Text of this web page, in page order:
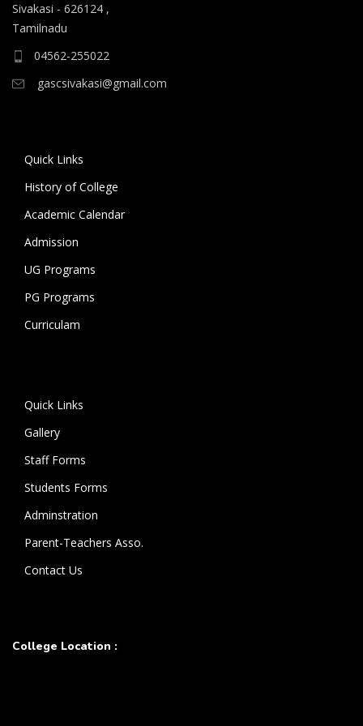
B.A தமிழ், B.A ஆங்கிலம் ஆகிய மொழிப்
நடைபெறுகிறது.
மற்றும் மொழிப் பாடப்பிரிவுகளுக்குமான இரண்டாம் கட்ட
கலந்தாய்வும் நடைபெறுகிறது. 18.06.2026 அன்று
கலந்தாய்விற்கு அழைக்கப்படும் மாணவ/மாணவியர் உரிய
நாட்களில் காலை 9 மணிக்கு கல்லூரிக்கு வருகை தந்து
கலந்தாய்வில் பங்கேற்று வாய்ப்பினைப் பயன்படுத்தி
Sivakasi - 626124 ,
Tamilnadu
04562-255022
gascsivakasi@gmail.com
Quick Links
History of College
Academic Calendar
Admission
UG Programs
PG Programs
Curriculam
Quick Links
Gallery
Staff Forms
Students Forms
Adminstration
Parent-Teachers Asso.
Contact Us
College Location :